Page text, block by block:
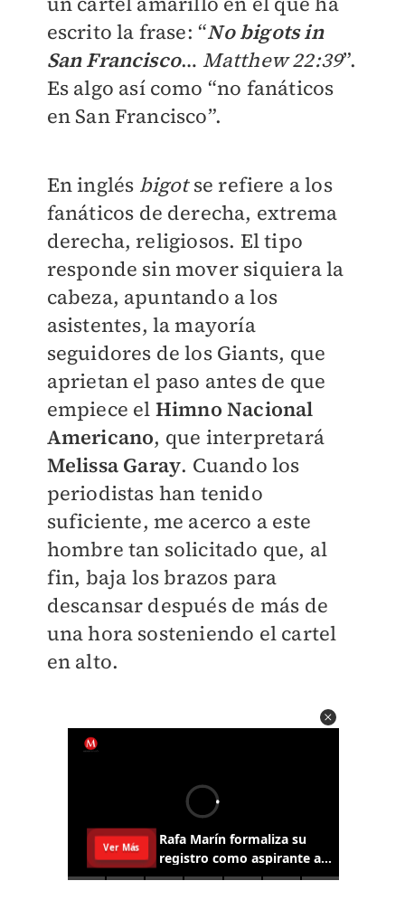
escrito la frase: “No bigots in
San Francisco… Matthew 22:39”.
Es algo así como “no fanáticos
en San Francisco”.
En inglés bigotse refiere a los
fanáticos de derecha, extrema
derecha, religiosos. El tipo
responde sin mover siquiera la
cabeza, apuntando a los
asistentes, la mayoría
seguidores de los Giants, que
aprietan el paso antes de que
empiece el Himno Nacional
Americano, que interpretará
Melissa Garay. Cuando los
periodistas han tenido
suficiente, me acerco a este
hombre tan solicitado que, al
fin, baja los brazos para
descansar después de más de
una hora sosteniendo el cartel
en alto.